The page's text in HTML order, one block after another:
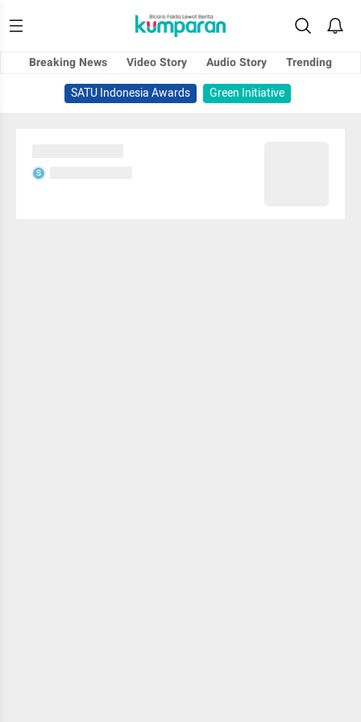
Breaking News Video Story Audio Story
Trending
SATU Indonesia Awards
Green Initiative
S